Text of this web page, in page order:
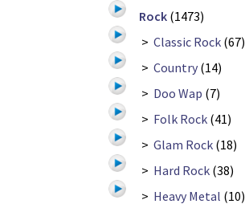
Rock (1473)
> Classic Rock (67)
> Country (14)
> Doo Wap (7)
> Folk Rock (41)
> Glam Rock (18)
> Hard Rock (38)
> Heavy Metal (10)